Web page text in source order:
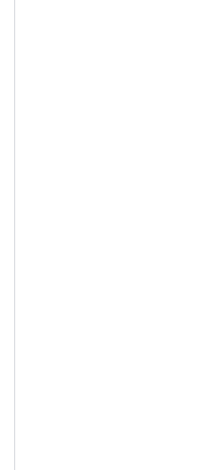
lib64/extractors/
lib64/extractors/
lib64/extractors/
lib64/extractors/
lib64/extractors/
lib64/extractors/
system/lib64/
system/lib64/
lib64/extractors/